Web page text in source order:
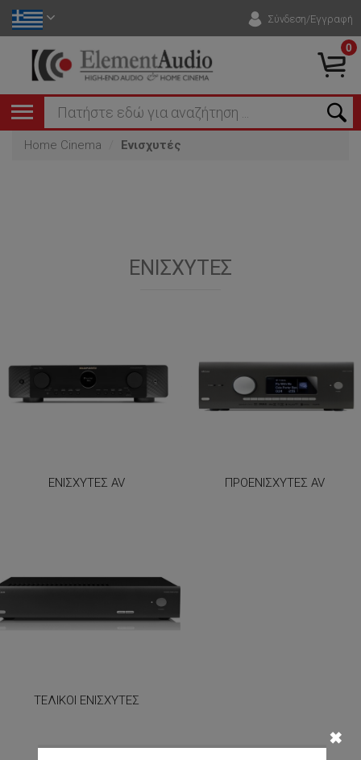
Σύνδεση/Εγγραφή
0
Home Cinema Ενισχυτές
ΕΝΙΣΧΥΤΈΣ
ΕΝΙΣΧΥΤΈΣ AV ΠΡΟΕΝΙΣΧΥΤΈΣ AV
ΤΕΛΙΚΟΊ ΕΝΙΣΧΥΤΈΣ
✖